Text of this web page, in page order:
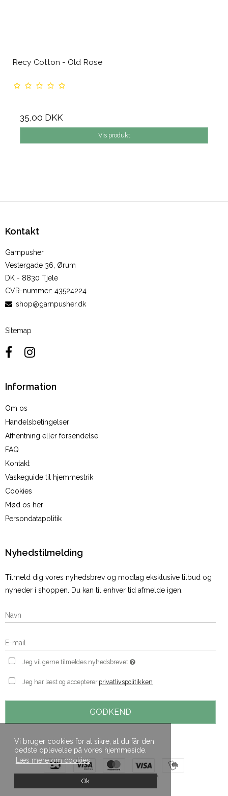
Vi bruger cookies for at sikre, at du får den
bedste oplevelse på vores hjemmeside.
Læs mere om cookies
Ok
Recy Cotton - Old Rose
35,00 DKK
Vis produkt
Kontakt
Garnpusher
Vestergade 36, Ørum
DK - 8830 Tjele
CVR-nummer: 43524224
: shop@garnpusher.dk
Sitemap
Information
Om os
Handelsbetingelser
Afhentning eller forsendelse
FAQ
Kontakt
Vaskeguide til hjemmestrik
Cookies
Mød os her
Persondatapolitik
Nyhedstilmelding
Tilmeld dig vores nyhedsbrev og modtag eksklusive tilbud og
nyheder i shoppen. Du kan til enhver tid afmelde igen.
Jeg vil gerne tilmeldes nyhedsbrevet
Jeg har læst og accepterer privatlivspolitikken
GODKEND
Skabt med ♥ af DanDomain